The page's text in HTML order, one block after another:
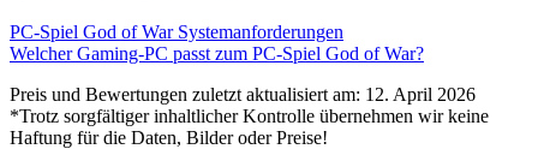
PC-Spiel God of War Systemanforderungen
Welcher Gaming-PC passt zum PC-Spiel God of War?
Preis und Bewertungen zuletzt aktualisiert am: 12. April 2026
*Trotz sorgfältiger inhaltlicher Kontrolle übernehmen wir keine
Haftung für die Daten, Bilder oder Preise!